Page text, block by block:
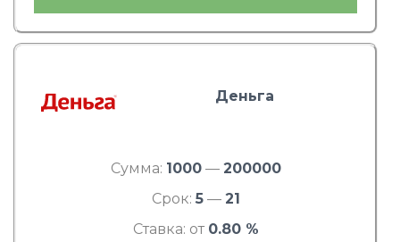
Деньга
Сумма: 1000— 200000
Срок: 5— 21
Ставка: от 0.80 %